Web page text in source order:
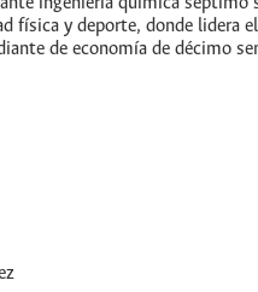
física y deporte, donde lidera
de economía de décimo